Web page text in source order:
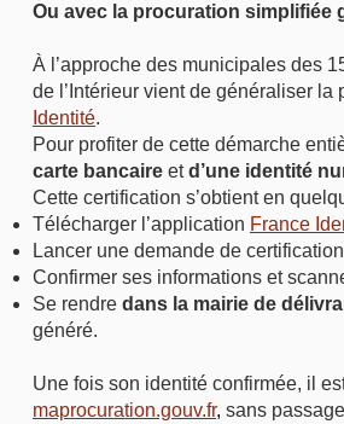
Ou avec la procuration simplifiée
À l’approche des municipales des
de l’Intérieur vient de généraliser
Identité.
Pour profiter de cette démarche
carte bancaire etd’une identité
Cette certification s’obtient en
Télécharger l’application France
Lancer une demande de
Confirmer ses informations et
Se rendre dans la mairie de
généré.
Une fois son identité confirmée, il
maprocuration.gouv.fr, sans